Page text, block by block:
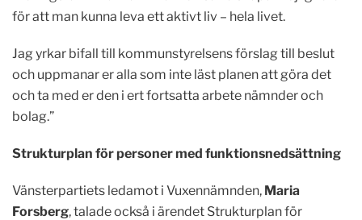
för att man kunna leva ett aktivt liv – hela livet.
Jag yrkar bifall till kommunstyrelsens förslag till beslut
och uppmanar er alla som inte läst planen att göra det
och ta med er den i ert fortsatta arbete nämnder och
bolag.”
Strukturplan för personer med funktionsnedsättning
Vänsterpartiets ledamot i Vuxennämnden, Maria
Forsberg, talade också i ärendet Strukturplan för